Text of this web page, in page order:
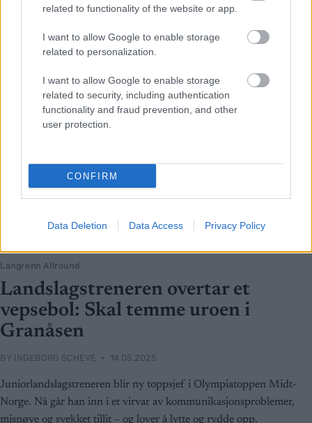
related to functionality of the website or app.
I want to allow Google to enable storage
related to personalization.
I want to allow Google to enable storage
related to security, including authentication
functionality and fraud prevention, and other
user protection.
CONFIRM
Data Deletion Data Access Privacy Policy
Langrenn Allround
Landslagstreneren overtar et
vepsebol: Skal temme uroen i
Granåsen
BY INGEBORG SCHEVE 14.05.2025
Juniorlandslagstreneren blir ny toppsjef i Olympiatoppen Midt-
Norge. Nå går han inn i et virvar av kommunikasjonsproblemer,
misnøye og svekket tillit – og lover å lytte og rydde opp.